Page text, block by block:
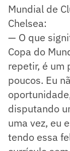
Mundial de
Chelsea:
— O que
Copa do
repetir, é um
poucos. Eu
disputando
uma vez, eu
tendo essa